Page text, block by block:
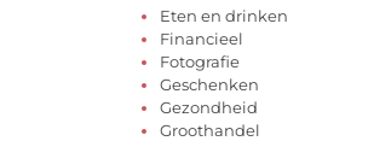
Eten en drinken
Financieel
Fotografie
Geschenken
Gezondheid
Groothandel